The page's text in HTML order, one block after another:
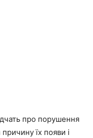
про порушення
їх появи і